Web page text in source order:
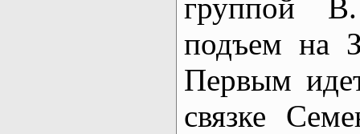
группой
подъем на
Первым
связке